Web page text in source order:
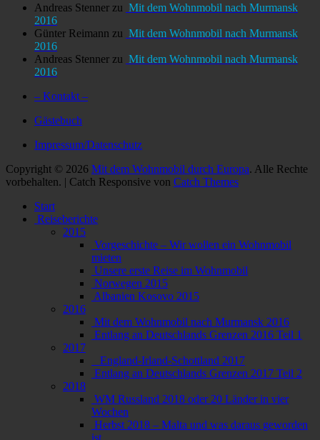
Andreas Stenner zu Mit dem Wohnmobil nach Murmansk
2016
Günter Reimann zu Mit dem Wohnmobil nach Murmansk
2016
Andreas Stenner zu Mit dem Wohnmobil nach Murmansk
2016
– Kontakt –
Gästebuch
Impressum/Datenschutz
Copyright © 2026 Mit dem Wohnmobil durch Europa. Alle Rechte
vorbehalten. | Catch Responsive von Catch Themes
oben
scrollen
Start
Reiseberichte
2015
Vorgeschichte – Wir wollen ein Wohnmobil
mieten
Unsere erste Reise im Wohnmobil
Norwegen 2015
Albanien Kosovo 2015
2016
Mit dem Wohnmobil nach Murmansk 2016
Entlang an Deutschlands Grenzen 2016 Teil 1
2017
England-Irland-Schottland 2017
Entlang an Deutschlands Grenzen 2017 Teil 2
2018
WM Russland 2018 oder 20 Länder in vier
Wochen
Herbst 2018 – Malta und was daraus geworden
ist